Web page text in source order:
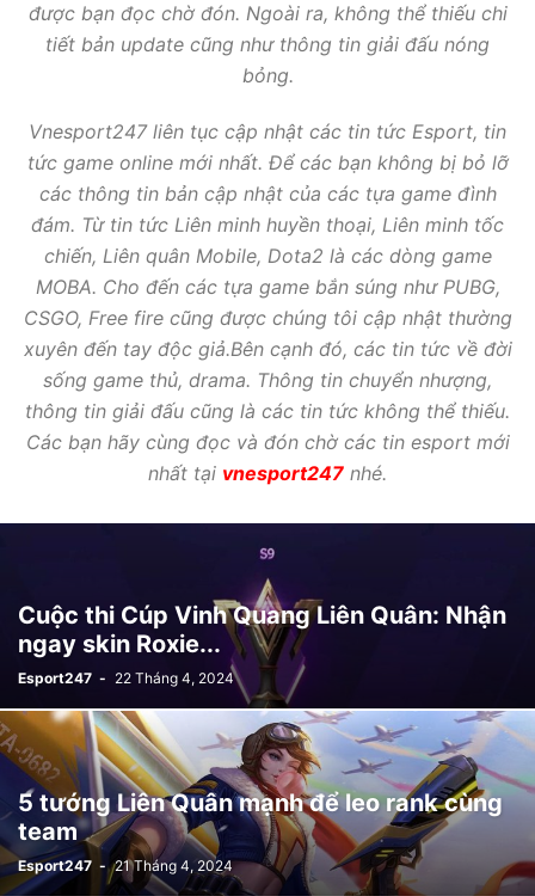
được bạn đọc chờ đón. Ngoài ra, không thể thiếu chi
tiết bản update cũng như thông tin giải đấu nóng
bỏng.
Vnesport247 liên tục cập nhật các tin tức Esport, tin
tức game online mới nhất. Để các bạn không bị bỏ lỡ
các thông tin bản cập nhật của các tựa game đình
đám. Từ tin tức Liên minh huyền thoại, Liên minh tốc
chiến, Liên quân Mobile, Dota2 là các dòng game
MOBA. Cho đến các tựa game bắn súng như PUBG,
CSGO, Free fire cũng được chúng tôi cập nhật thường
xuyên đến tay độc giả.Bên cạnh đó, các tin tức về đời
sống game thủ, drama. Thông tin chuyển nhượng,
thông tin giải đấu cũng là các tin tức không thể thiếu.
Các bạn hãy cùng đọc và đón chờ các tin esport mới
nhất tại vnesport247 nhé.
Cuộc thi Cúp Vinh Quang Liên Quân: Nhận
ngay skin Roxie...
Esport247 - 22 Tháng 4, 2024
5 tướng Liên Quân mạnh để leo rank cùng
team
Esport247 - 21 Tháng 4, 2024